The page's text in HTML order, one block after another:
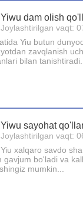
Yiwu dam olish
Joylashtirilgan vaqt:
Yiu butun
zavqlanish
bilan tanishtiradi...
Yiwu sayohat
Joylashtirilgan vaqt:
Yiu xalqaro savdo
bo'ladi va
mumkin...